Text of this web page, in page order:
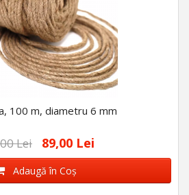
100 m, diametru 6 mm
Lei 89,00 Lei
Adaugă în Coş